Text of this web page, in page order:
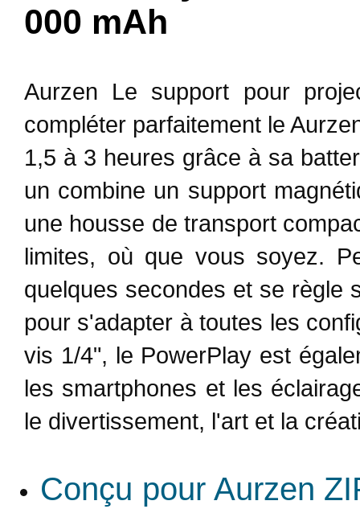
000 mAh
Aurzen Le support pour
compléter parfaitement le
1,5 à 3 heures grâce à sa
un combine un support
une housse de transport
limites, où que vous soyez.
quelques secondes et se règle
pour s'adapter à toutes les
vis 1/4", le PowerPlay est
les smartphones et les
le divertissement, l'art et la
Conçu pour Aurzen